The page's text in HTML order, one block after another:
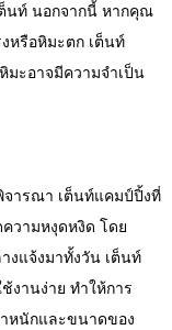
นท์ นอกจากนี้ หากคุณ
หรือหิมะตก เต็นท์
ะอาจมีความจำเป็น
จารณา เต็นท์แคมป์ปิ้งที่
วามหงุดหงิด โดย
งแจ้งมาทั้งวัน เต็นท์
งานง่าย ทำให้การ
หนักและขนาดของ